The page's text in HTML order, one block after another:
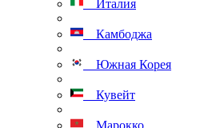
Италия
Камбоджа
Южная Корея
Кувейт
Марокко